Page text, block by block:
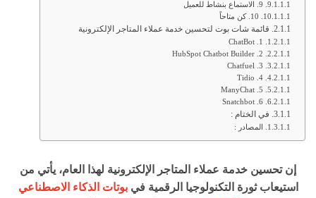
9. الاستماع بنشاط للعميل
10. كن متاحاً
قائمة شات بوت لتحسين خدمة عملاء المتاجر الإلكترونية
1. ChatBot
2. HubSpot Chatbot Builder
3. Chatfuel
4. Tidio
5. ManyChat
6. Snatchbot
في الختام :
المصادر :
إن تحسين خدمة عملاء المتاجر الإلكترونية لهذا العام، يأتي من
استيعاب ثورة التكنولوجيا الرقمية فيبوتات الذكاء الاصطناعي